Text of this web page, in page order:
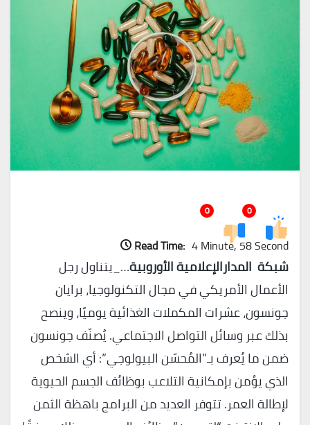
0
0
Read Time: 4 Minute, 58 Second
شبكة المدارالإعلامية الأوروبية…_يتناول رجل
الأعمال الأمريكي في مجال التكنولوجيا، برايان
جونسون، عشرات المكملات الغذائية يوميًا، وينصح
بذلك عبر وسائل التواصل الاجتماعي. يُصنّف جونسون
ضمن ما يُعرف بـ”المُحسّن البيولوجي”: أي الشخص
الذي يؤمن بإمكانية التلاعب بوظائف الجسم الحيوية
لإطالة العمر. تتوفر العديد من البرامج باهظة الثمن